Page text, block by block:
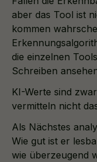
aber das Tool ist
kommen
die einzelnen
Schreiben
KI-Werte sind
vermitteln nicht
Als Nächstes
Wie gut ist er
wie überzeugend